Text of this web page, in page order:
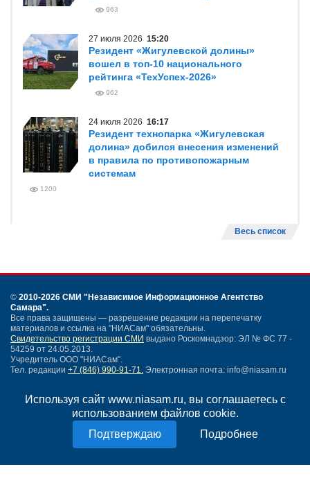
Используя сайт www.niasam.ru, вы соглашаетесь с
использованием файлов cookie.
Подробнее
963
27 июля 2026 15:20
Резидент «Жигулевской долины»
вошел в топ-10 национального
рейтинга «ТехУспех-2026»
962
24 июля 2026 16:17
Резидент технопарка «Жигулевская
долина» добился внесения изменений
в правила по противопожарным
системам
1200
Весь список
© 2010-2026 СМИ "Независимое Информационное Агентство
Самара".
Все права защищены — разрешение редакции на перепечатку
материалов и ссылка на "НИАСам" обязательны.
Свидетельство регистрации СМИ выдано Роскомнадзор: ЭЛ № ФС 77 -
54259 от 24.05.2013.
Учредитель ООО "НИАСам".
Тел. редакции +7 (846) 990-91-71. Электронная почта: info@niasam.ru
Карта сайта
Нашли ошибку?
Политика конфиденциальности
Согласие на обработку персональных данных